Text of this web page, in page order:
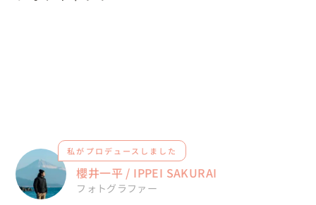
私がプロデュースしました
櫻井一平 / IPPEI SAKURAI
フォトグラファー